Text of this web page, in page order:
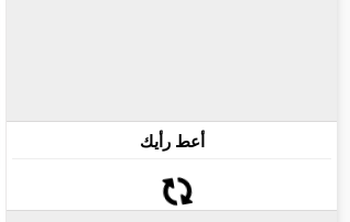
أعط رأيك